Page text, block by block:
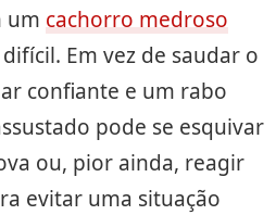
um cachorro medroso
Em vez de saudar o
confiante e um rabo
pode se esquivar
ou, pior ainda, reagir
evitar uma situação